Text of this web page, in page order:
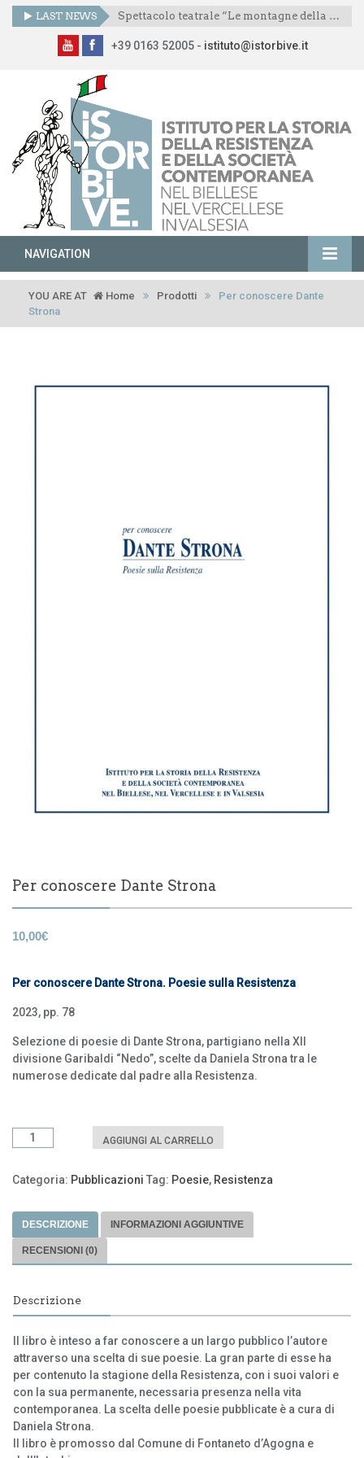
LAST NEWS Spettacolo teatrale “Le montagne della libertà”
+39 0163 52005 - istituto@istorbive.it
NAVIGATION
YOU ARE AT Home Prodotti
Per conoscere Dante
Strona
Per conoscere Dante Strona
10,00€
Per conoscere Dante Strona. Poesie sulla Resistenza
2023, pp. 78
Selezione di poesie di Dante Strona, partigiano nella XII
divisione Garibaldi “Nedo”, scelte da Daniela Strona tra le
numerose dedicate dal padre alla Resistenza.
conoscere
Strona
AGGIUNGI AL CARRELLO
Categoria: Pubblicazioni Tag: Poesie, Resistenza
DESCRIZIONE INFORMAZIONI AGGIUNTIVE
RECENSIONI (0)
Descrizione
Il libro è inteso a far conoscere a un largo pubblico l’autore
attraverso una scelta di sue poesie. La gran parte di esse ha
per contenuto la stagione della Resistenza, con i suoi valori e
con la sua permanente, necessaria presenza nella vita
contemporanea. La scelta delle poesie pubblicate è a cura di
Daniela Strona.
Il libro è promosso dal Comune di Fontaneto d’Agogna e